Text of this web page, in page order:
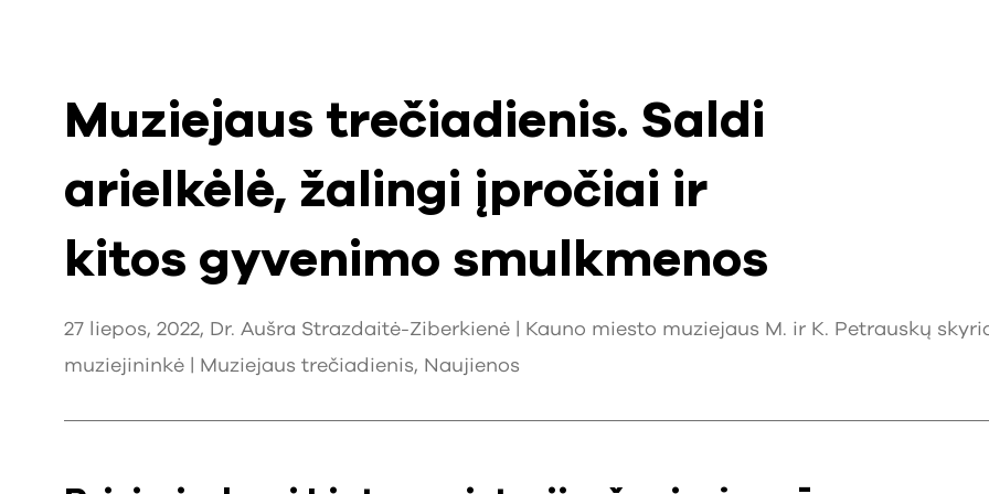
Muziejaus trečiadienis. Saldi
arielkėlė, žalingi įpročiai ir
kitos gyvenimo smulkmenos
27 liepos, 2022, Dr. Aušra Strazdaitė-Ziberkienė | Kauno miesto muziejaus M. ir K. Petrauskų
muziejininkė |
Muziejaus trečiadienis, Naujienos